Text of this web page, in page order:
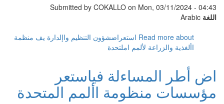
Submitted by COKALLO on Mon, 03/11/2024 - 04:43
اللغة
Read more about استعراضشؤون التنظيم واإلدارة يف منظمة
األغذية والزراعة لألمم املتحدة
اض أطر المساءلة فياستعر
مؤسسات منظومة األمم المتحدة